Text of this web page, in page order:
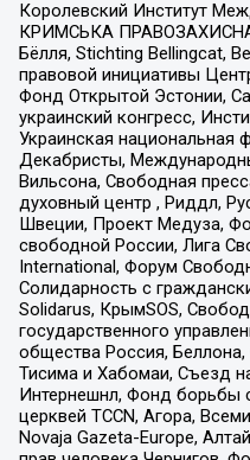
Королевский Институт
КРИМСЬКА
Бёлля, Stichting Bellingcat,
правовой инициативы
Фонд Открытой Эстонии,
украинский конгресс,
Украинская национальная
Декабристы,
Вильсона, Свободная
духовный центр , Риддл,
Швеции, Проект Медуза,
свободной России, Лига
International, Форум
Солидарность с
Solidarus, КрымSOS,
государственного
общества Россия,
Тисима и Хабомаи, Съезд
Интернешнл, Фонд борьбы
церквей TCCN, Агора,
Novaja Gazeta-Europe,